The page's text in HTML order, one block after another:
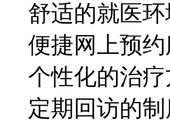
舒适的就医环
便捷网上预
个性化的治
定期回访的